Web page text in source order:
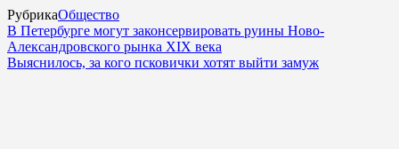
РубрикаОбщество
В Петербурге могут законсервировать руины Ново-
Александровского рынка XIX века
Выяснилось, за кого псковички хотят выйти замуж